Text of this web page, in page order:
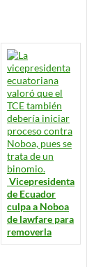
Vicepresidenta
de Ecuador
culpa a Noboa
de lawfare para
removerla